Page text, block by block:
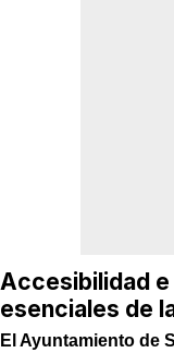
Accesibilidad
esenciales de
El Ayuntamiento de